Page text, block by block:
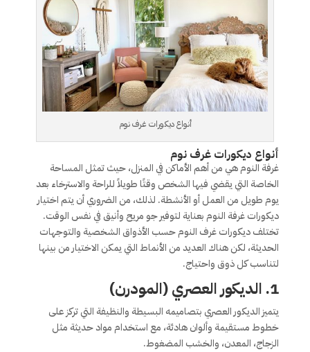
أنواع ديكورات غرف نوم
أنواع ديكورات غرف نوم
غرفة النوم هي من أهم الأماكن في المنزل، حيث تمثل المساحة
الخاصة التي يقضي فيها الشخص وقتًا طويلاً للراحة والاسترخاء بعد
يوم طويل من العمل أو الأنشطة. لذلك، من الضروري أن يتم اختيار
ديكورات غرفة النوم بعناية لتوفير جو مريح وأنيق في نفس الوقت.
تختلف ديكورات غرف النوم حسب الأذواق الشخصية والتوجهات
الحديثة، لكن هناك العديد من الأنماط التي يمكن الاختيار من بينها
لتناسب كل ذوق واحتياج.
1. الديكور العصري (المودرن)
يتميز الديكور العصري بتصاميمه البسيطة والنظيفة التي تركز على
خطوط مستقيمة وألوان هادئة، مع استخدام مواد حديثة مثل
الزجاج، المعدن، والخشب المضغوط.